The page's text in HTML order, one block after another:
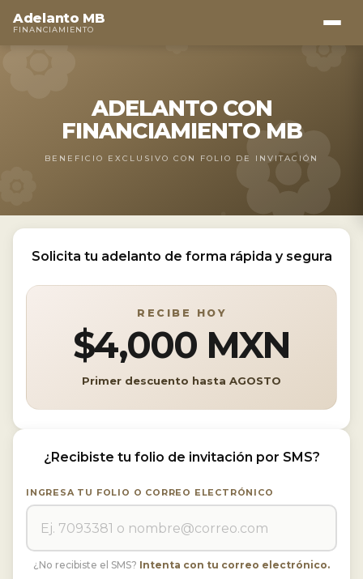
Adelanto MB
FINANCIAMIENTO
ADELANTO CON
FINANCIAMIENTO MB
BENEFICIO EXCLUSIVO CON FOLIO DE INVITACIÓN
Solicita tu adelanto de forma rápida y segura
RECIBE HOY
$4,000 MXN
Primer descuento hasta AGOSTO
¿Recibiste tu folio de invitación por SMS?
INGRESA TU FOLIO O CORREO ELECTRÓNICO
¿No recibiste el SMS? Intenta con tu correo electrónico.